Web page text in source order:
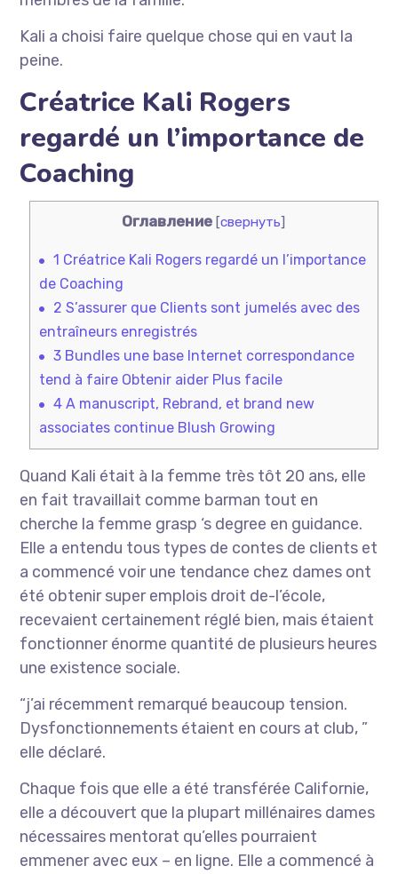
Kali a choisi faire quelque chose qui en vaut la
peine.
Créatrice Kali Rogers
regardé un l’importance de
Coaching
Оглавление [свернуть]
1 Créatrice Kali Rogers regardé un l’importance
de Coaching
2 S’assurer que Clients sont jumelés avec des
entraîneurs enregistrés
3Bundles une base Internet correspondance
tend à faire Obtenir aider Plus facile
4A manuscript, Rebrand, et brand new
associates continue Blush Growing
Quand Kali était à la femme très tôt 20 ans, elle
en fait travaillait comme barman tout en
cherche la femme grasp ‘s degree en guidance.
Elle a entendu tous types de contes de clients et
a commencé voir une tendance chez dames ont
été obtenir super emplois droit de-l’école,
recevaient certainement réglé bien, mais étaient
fonctionner énorme quantité de plusieurs heures
une existence sociale.
“j’ai récemment remarqué beaucoup tension.
Dysfonctionnements étaient en cours at club, ”
elle déclaré.
Chaque fois que elle a été transférée Californie,
elle a découvert que la plupart millénaires dames
nécessaires mentorat qu’elles pourraient
emmener avec eux – en ligne. Elle a commencé à